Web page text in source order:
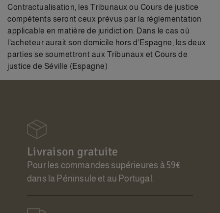
Contractualisation, les Tribunaux ou Cours de justice
compétents seront ceux prévus par la réglementation
applicable en matière de juridiction. Dans le cas où
l'acheteur aurait son domicile hors d'Espagne, les deux
parties se soumettront aux Tribunaux et Cours de
justice de Séville (Espagne)
Livraison gratuite
Pour les commandes supérieures à 59€
dans la Péninsule et au Portugal.